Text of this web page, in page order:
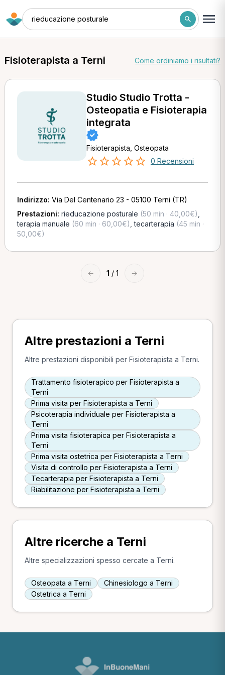
rieducazione posturale
Fisioterapista a Terni Come ordiniamo i risultati?
Studio Studio Trotta -
Osteopatia e Fisioterapia
integrata
Fisioterapista, Osteopata
0 Recensioni
Indirizzo: Via Del Centenario 23 - 05100 Terni (TR)
Prestazioni: rieducazione posturale (50 min · 40,00€)
terapia manuale (60 min · 60,00€) ,tecarterapia (45 min ·
50,00€)
← 1 / 1 →
Altre prestazioni a Terni
Altre prestazioni disponibili per Fisioterapista a Terni.
Trattamento fisioterapico per Fisioterapista a
Terni
Prima visita per Fisioterapista a Terni
Psicoterapia individuale per Fisioterapista a
Terni
Prima visita fisioterapica per Fisioterapista a
Terni
Prima visita ostetrica per Fisioterapista a Terni
Visita di controllo per Fisioterapista a Terni
Tecarterapia per Fisioterapista a Terni
Riabilitazione per Fisioterapista a Terni
Altre ricerche a Terni
Altre specializzazioni spesso cercate a Terni.
Osteopata a Terni
Chinesiologo a Terni
Ostetrica a Terni